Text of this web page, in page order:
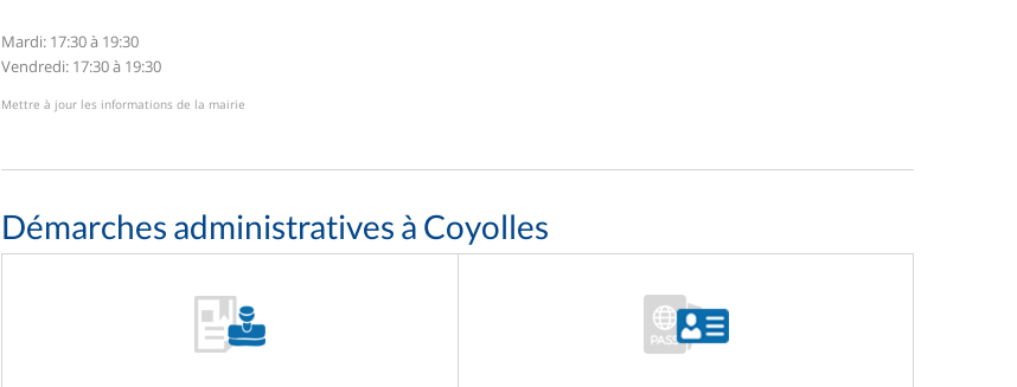
Mardi: 17:30 à 19:30
Vendredi: 17:30 à 19:30
Mettre à jour les informations de la mairie
Démarches administratives à Coyolles